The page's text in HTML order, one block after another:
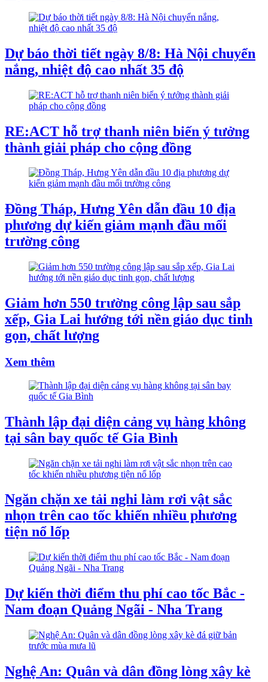
Dự báo thời tiết ngày 8/8: Hà Nội chuyển
nắng, nhiệt độ cao nhất 35 độ
RE:ACT hỗ trợ thanh niên biến ý tưởng
thành giải pháp cho cộng đồng
Đồng Tháp, Hưng Yên dẫn đầu 10 địa
phương dự kiến giảm mạnh đầu mối
trường công
Giảm hơn 550 trường công lập sau sắp
xếp, Gia Lai hướng tới nền giáo dục tinh
gọn, chất lượng
Xem thêm
Thành lập đại diện cảng vụ hàng không
tại sân bay quốc tế Gia Bình
Ngăn chặn xe tải nghi làm rơi vật sắc
nhọn trên cao tốc khiến nhiều phương
tiện nổ lốp
Dự kiến thời điểm thu phí cao tốc Bắc -
Nam đoạn Quảng Ngãi - Nha Trang
Nghệ An: Quân và dân đồng lòng xây kè